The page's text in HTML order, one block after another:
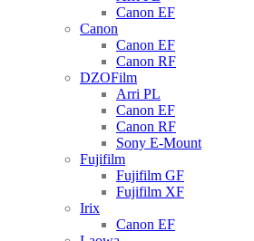
Canon EF
Canon
Canon EF
Canon RF
DZOFilm
Arri PL
Canon EF
Canon RF
Sony E-Mount
Fujifilm
Fujifilm GF
Fujifilm XF
Irix
Canon EF